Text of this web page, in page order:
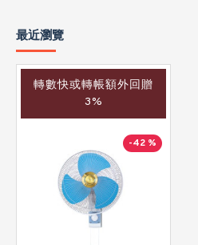
最近瀏覽
轉數快或轉帳額外回贈
3%
-42 %